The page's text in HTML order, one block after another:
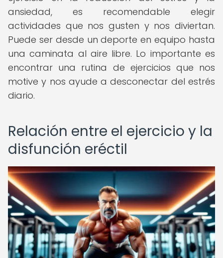
ansiedad, es recomendable elegir
actividades que nos gusten y nos diviertan.
Puede ser desde un deporte en equipo hasta
una caminata al aire libre. Lo importante es
encontrar una rutina de ejercicios que nos
motive y nos ayude a desconectar del estrés
diario.
Relación entre el ejercicio y la
disfunción eréctil